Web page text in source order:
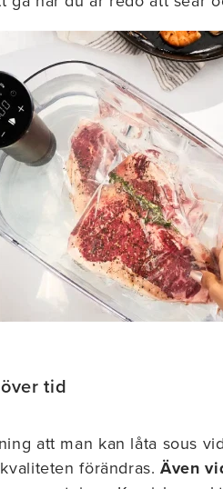
tid
att man kan låta sous
förändras.Även